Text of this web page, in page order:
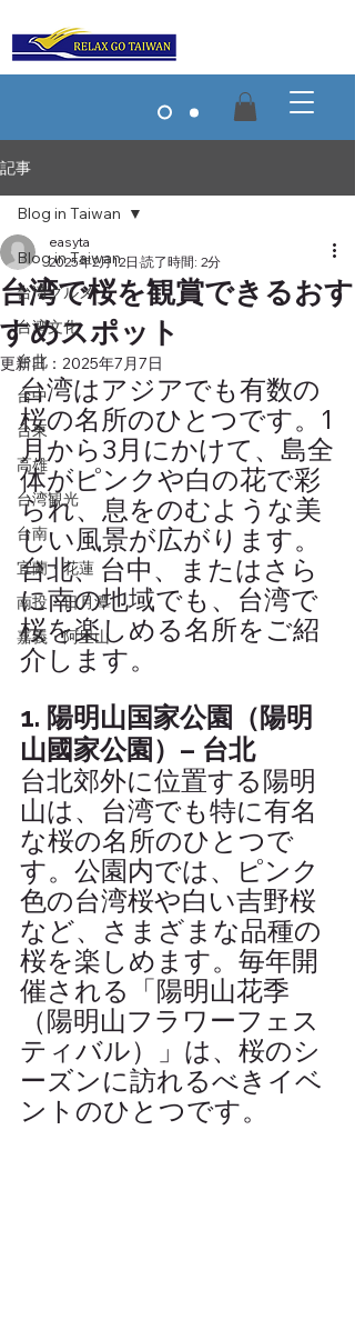
記事
Blog in Taiwan
台湾グルメ
台湾文化
台北
台中
台東
高雄
台湾観光
台南
宜蘭・花蓮
南投・日月潭
嘉義・阿里山
Blog in Taiwan
台湾で桜を観賞できるおす
すめスポット
easyta
2025年2月12日 読了時間: 2分
更新日： 2025年7月7日
台湾はアジアでも有数の
桜の名所のひとつです。1
月から3月にかけて、島全
体がピンクや白の花で彩
られ、息をのむような美
しい風景が広がります。
台北、台中、またはさら
に南の地域でも、台湾で
桜を楽しめる名所をご紹
介します。
1. 陽明山国家公園（陽明
山國家公園）– 台北
台北郊外に位置する陽明
山は、台湾でも特に有名
な桜の名所のひとつで
す。公園内では、ピンク
色の台湾桜や白い吉野桜
など、さまざまな品種の
桜を楽しめます。毎年開
催される「陽明山花季
（陽明山フラワーフェス
ティバル）」は、桜のシ
ーズンに訪れるべきイベ
ントのひとつです。